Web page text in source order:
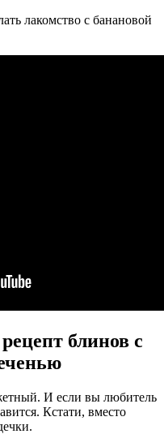
лакомство с банановой
блинов с
И если вы любитель
Кстати, вместо